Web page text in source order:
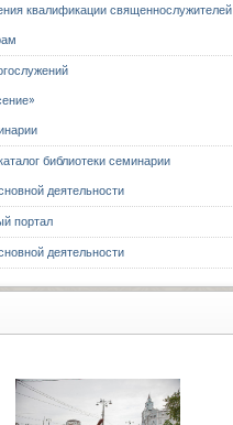
квалификации священнослужителей
библиотеки семинарии
деятельности
портал
деятельности